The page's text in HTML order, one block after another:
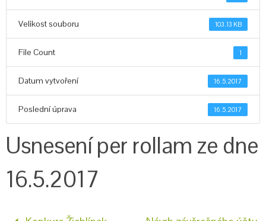
Velikost souboru 103.13 KB
File Count 1
Datum vytvoření 16.5.2017
Poslední úprava 16.5.2017
Usnesení per rollam ze dne
16.5.2017